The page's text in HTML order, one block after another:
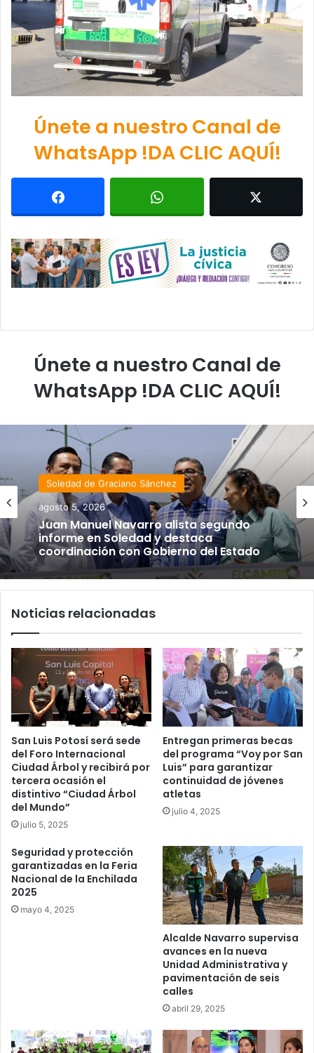
Únete a nuestro Canal de
WhatsApp !DA CLIC AQUÍ!
Únete a nuestro Canal de
WhatsApp !DA CLIC AQUÍ!
Soledad de Graciano Sánchez
agosto 5, 2026
Juan Manuel Navarro alista segundo
informe en Soledad y destaca
coordinación con Gobierno del Estado
Noticias relacionadas
San Luis Potosí será sede
del Foro Internacional
Ciudad Árbol y recibirá por
tercera ocasión el
distintivo “Ciudad Árbol
del Mundo”
julio 5, 2025
Entregan primeras becas
del programa “Voy por San
Luis” para garantizar
continuidad de jóvenes
atletas
julio 4, 2025
Seguridad y protección
garantizadas en la Feria
Nacional de la Enchilada
2025
mayo 4, 2025
Alcalde Navarro supervisa
avances en la nueva
Unidad Administrativa y
pavimentación de seis
calles
abril 29, 2025